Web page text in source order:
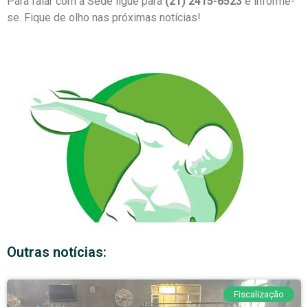
se. Fique de olho nas próximas notícias!
Outras notícias:
Fiscalização